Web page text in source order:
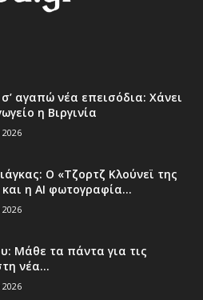
αγαπώ νέα επεισόδια: Χάνει
η Βιργινία
Ο «Τζορτζ Κλούνεϊ της
η AI φωτογραφία...
Μάθε τα πάντα για τις
νέα...